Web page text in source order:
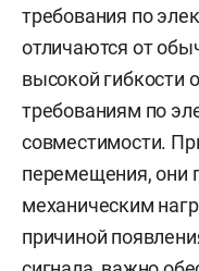
требования по
отличаются от
высокой гибкости
требованиям по
совместимости.
перемещения, они
механическим
причиной